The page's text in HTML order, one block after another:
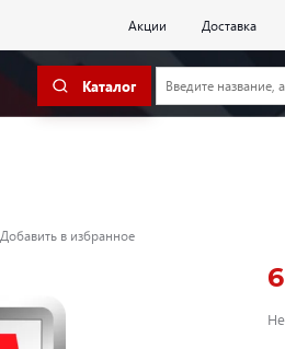
Акции Доставка
Каталог
Добавить в избранное